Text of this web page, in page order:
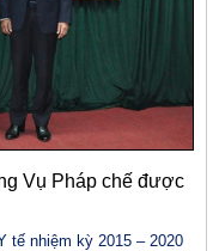
Vụ Pháp chế được
tế nhiệm kỳ 2015 – 2020